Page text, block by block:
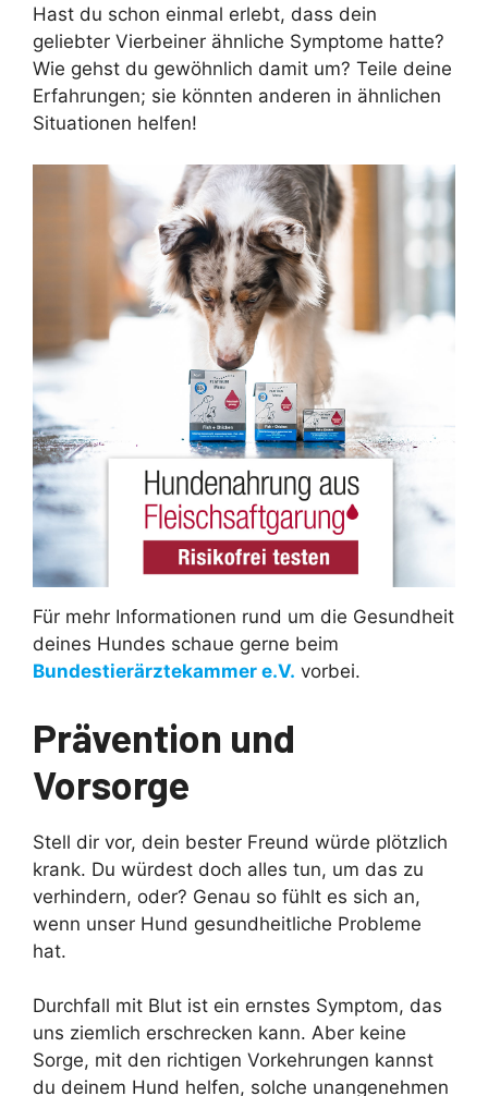
Hast du schon einmal erlebt, dass dein
geliebter Vierbeiner ähnliche Symptome hatte?
Wie gehst du gewöhnlich damit um? Teile deine
Erfahrungen; sie könnten anderen in ähnlichen
Situationen helfen!
Für mehr Informationen rund um die Gesundheit
deines Hundes schaue gerne beim
Bundestierärztekammer e.V. vorbei.
Prävention und
Vorsorge
Stell dir vor, dein bester Freund würde plötzlich
krank. Du würdest doch alles tun, um das zu
verhindern, oder? Genau so fühlt es sich an,
wenn unser Hund gesundheitliche Probleme
hat.
Durchfall mit Blut ist ein ernstes Symptom, das
uns ziemlich erschrecken kann. Aber keine
Sorge, mit den richtigen Vorkehrungen kannst
du deinem Hund helfen, solche unangenehmen